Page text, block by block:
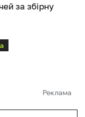
за збірну
Реклама